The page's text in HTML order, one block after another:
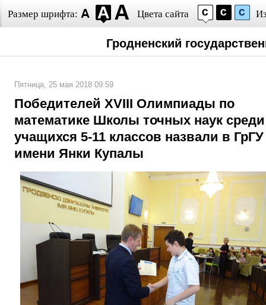
Размер шрифта: Цвета сайта
Гродненский
Пятница, 25 мая 2018 09:59
Победителей XVIII Олимпиады по
математике Школы точных наук среди
учащихся 5-11 классов назвали в ГрГУ
имени Янки Купалы